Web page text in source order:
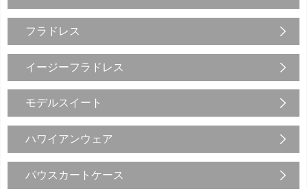
フラドレス
イージーフラドレス
モデルスイート
ハワイアンウェア
パウスカートケース